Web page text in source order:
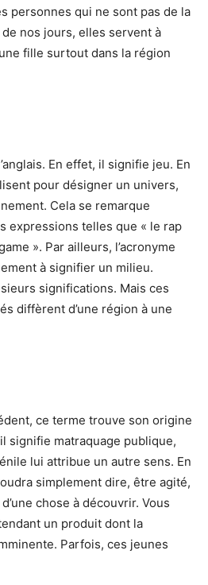
personnes qui ne sont pas de la
nos jours, elles servent à
fille surtout dans la région
En effet, il signifie jeu. En
pour désigner un univers,
Cela se remarque
expressions telles que « le rap
». Par ailleurs, l’acronyme
à signifier un milieu.
significations. Mais ces
diffèrent d’une région à une
ce terme trouve son origine
signifie matraquage publique,
lui attribue un autre sens. En
simplement dire, être agité,
chose à découvrir. Vous
un produit dont la
Parfois, ces jeunes